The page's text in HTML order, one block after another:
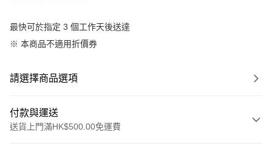
最快可於指定 3 個工作天後送達
※ 本商品不適用折價券
請選擇商品選項
付款與運送
送貨上門滿HK$500.00免運費